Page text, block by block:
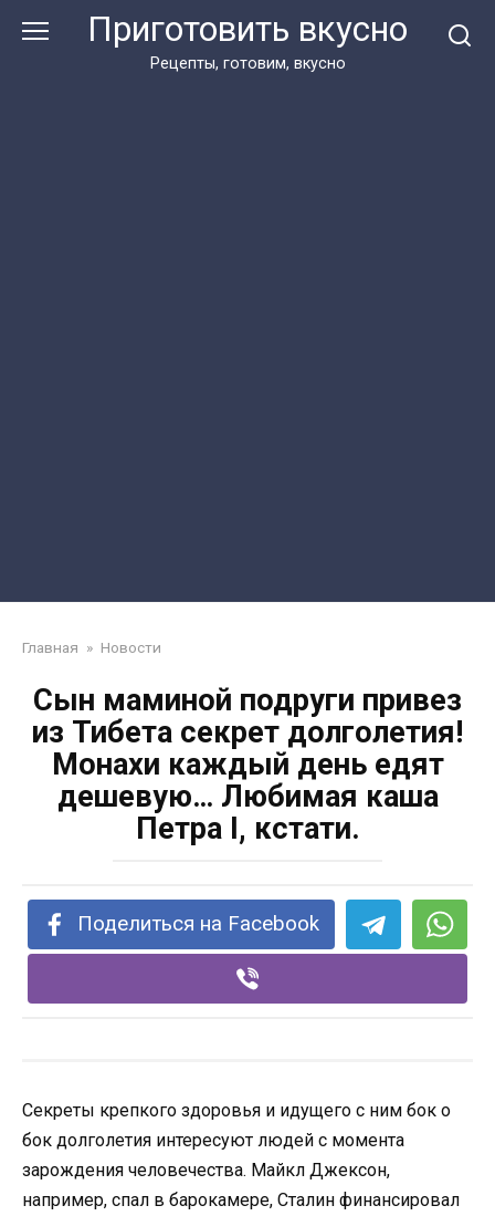
Приготовить вкусно
Рецепты, готовим, вкусно
Главная » Новости
Сын маминой подруги привез
из Тибета секрет долголетия!
Монахи каждый день едят
дешевую… Любимая каша
Петра I, кстати.
Поделиться на Facebook
Секреты крепкого здоровья и идущего с ним бок о
бок долголетия интересуют людей с момента
зарождения человечества. Майкл Джексон,
например, спал в барокамере, Сталин финансировал